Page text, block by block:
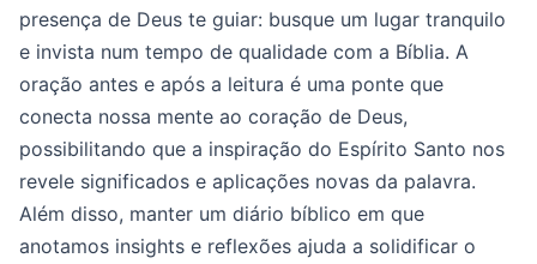
presença de Deus te guiar: busque um lugar tranquilo
e invista num tempo de qualidade com a Bíblia. A
oração antes e após a leitura é uma ponte que
conecta nossa mente ao coração de Deus,
possibilitando que a inspiração do Espírito Santo nos
revele significados e aplicações novas da palavra.
Além disso, manter um diário bíblico em que
anotamos insights e reflexões ajuda a solidificar o